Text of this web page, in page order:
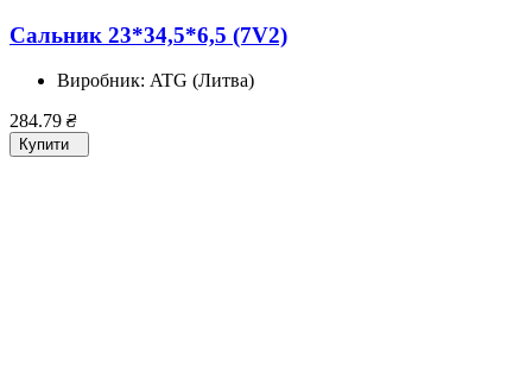
Сальник 23*34,5*6,5 (7V2)
Виробник: ATG (Литва)
284.79 ₴
Купити